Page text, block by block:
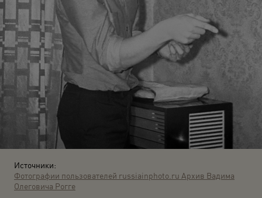
Источники:
Фотографии пользователей russiainphoto.ru Архив Вадима
Олеговича Рогге